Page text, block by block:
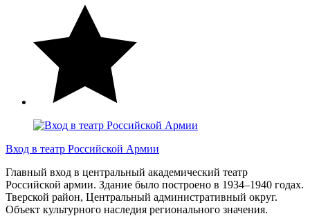
Вход в театр Российской Армии
Главный вход в центральный академический театр
Российской армии. Здание было построено в 1934–1940 годах.
Тверской район, Центральный административный округ.
Объект культурного наследия регионального значения.